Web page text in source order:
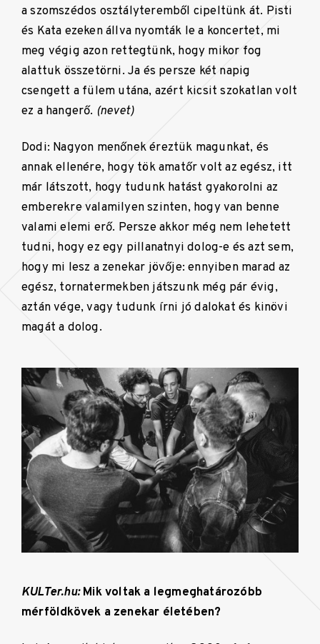
a szomszédos osztályteremből cipeltünk át. Pisti
és Kata ezeken állva nyomták le a koncertet, mi
meg végig azon rettegtünk, hogy mikor fog
alattuk összetörni. Ja és persze két napig
csengett a fülem utána, azért kicsit szokatlan volt
ez a hangerő. (nevet)
Dodi: Nagyon menőnek éreztük magunkat, és
annak ellenére, hogy tök amatőr volt az egész, itt
már látszott, hogy tudunk hatást gyakorolni az
emberekre valamilyen szinten, hogy van benne
valami elemi erő. Persze akkor még nem lehetett
tudni, hogy ez egy pillanatnyi dolog-e és azt sem,
hogy mi lesz a zenekar jövője: ennyiben marad az
egész, tornatermekben játszunk még pár évig,
aztán vége, vagy tudunk írni jó dalokat és kinövi
magát a dolog.
KULTer.hu:Mik voltak a legmeghatározóbb
mérföldkövek a zenekar életében?